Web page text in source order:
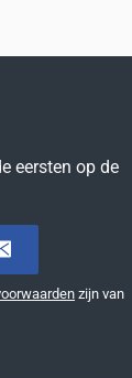
eersten op de
zijn van